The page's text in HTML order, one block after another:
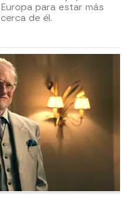
Europa para estar más
cerca de él.